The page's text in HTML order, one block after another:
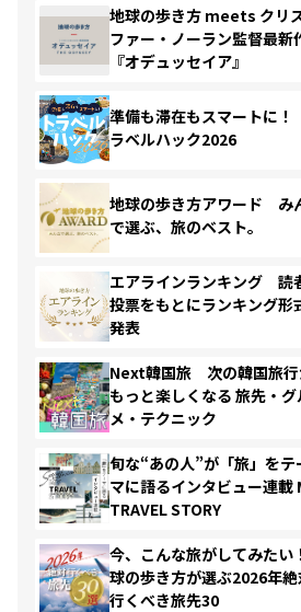
地球の歩き方 meets クリ
ファー・ノーラン監督最新
『オデュッセイア』
準備も滞在もスマートに
ラベルハック2026
地球の歩き方アワード み
で選ぶ、旅のベスト。
エアラインランキング 読
投票をもとにランキング形
発表
Next韓国旅 次の韓国旅
もっと楽しくなる 旅先・グ
メ・テクニック
旬な“あの人”が「旅」をテ
マに語るインタビュー連載
TRAVEL STORY
今、こんな旅がしてみたい
球の歩き方が選ぶ2026年
行くべき旅先30